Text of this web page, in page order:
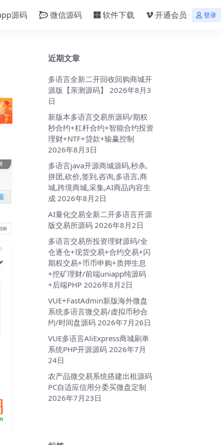
源码 微信源码 软件下载 开通会员 登录
近期文章
多语言全新二开回收回购商城开
源版【亲测源码】
2026年8月3
日
新版本多语言交易所源码/期权
秒合约+杠杆合约+智能合约投资
理财+NTF+贷款+输赢控制
2026年8月3日
多语言java开源商城源码,秒杀,
拼团,砍价,签到,咨询,多语言,商
城,跨境商城,采集,AI商品内容生
成 2026年8月2日
AI量化交易全新二开多语言开源
版交易所源码 2026年8月2日
多语言交易所投资理财源码/全
仓逐仓+现货交易+合约交易+闪
期权交易+币币申购+质押生息
+挖矿理财/前端uniapp纯源码
+后端PHP 2026年8月2日
VUE+FastAdmin新版海外微盘
系统多语言微交易/虚拟币秒合
约/时间盘源码 2026年7月26日
VUE多语言AliExpress商城刷单
系统PHP开源源码 2026年7月
24日
农产品微交易系统搭建出租源码
PC自适应信用分委买微盘定制
2026年7月23日